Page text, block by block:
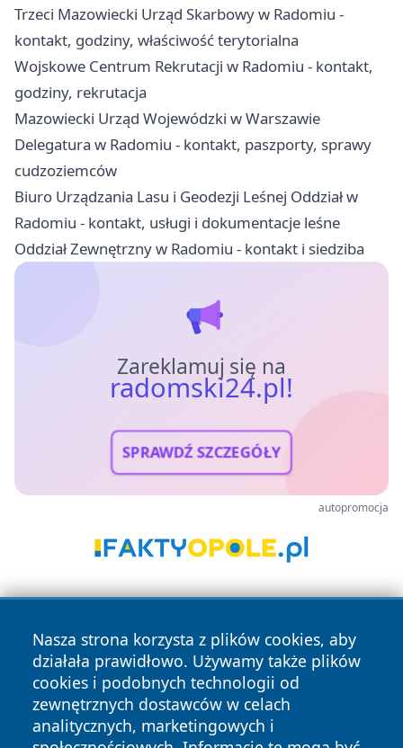
Trzeci Mazowiecki Urząd Skarbowy w Radomiu -
kontakt, godziny, właściwość terytorialna
Wojskowe Centrum Rekrutacji w Radomiu - kontakt,
godziny, rekrutacja
Mazowiecki Urząd Wojewódzki w Warszawie
Delegatura w Radomiu - kontakt, paszporty, sprawy
cudzoziemców
Biuro Urządzania Lasu i Geodezji Leśnej Oddział w
Radomiu - kontakt, usługi i dokumentacje leśne
Oddział Zewnętrzny w Radomiu - kontakt i siedziba
Zareklamuj się na
radomski24.pl!
SPRAWDŹ SZCZEGÓŁY
autopromocja
Nasza strona korzysta z plików cookies, aby
działała prawidłowo. Używamy także plików
cookies i podobnych technologii od
zewnętrznych dostawców w celach
analitycznych, marketingowych i
Copyright © 2026 radomski24.pl Wszystkie prawa
zastrzeżone.